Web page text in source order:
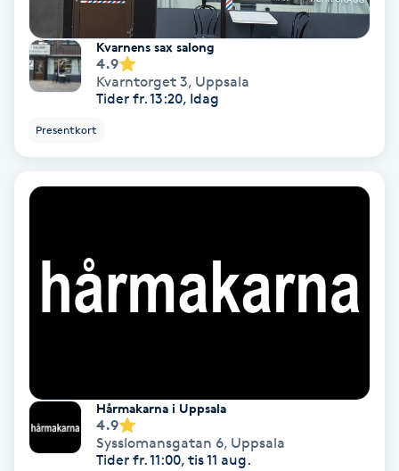
Spa-manikyr
Spa-pedikyr
Stylist
Svensk massage
Tuina-massage
Taktil massage
Kvarnens sax salong
4.9
Kvarntorget 3, Uppsala
Tider fr. 13:20, Idag
Presentkort
Hårmakarna i Uppsala
4.9
Sysslomansgatan 6, Uppsala
Tider fr. 11:00, tis 11 aug.